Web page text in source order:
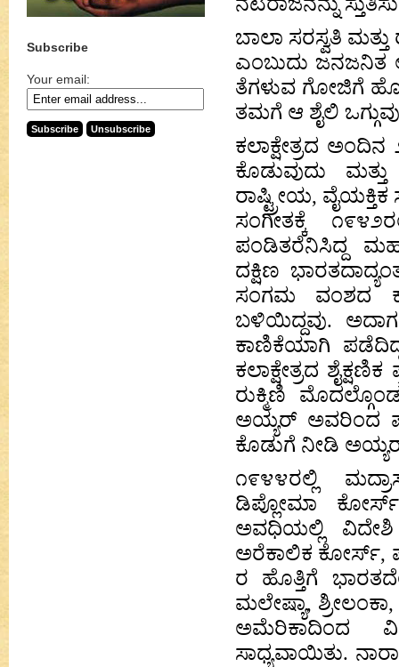
Subscribe
Your email:
ಬಾಲಾ ಸರಸ್ವತಿ
ಎಂಬುದು ಜನಜನಿತ
ತೆಗಳುವ ಗೋಜಿಗೆ
ತಮಗೆ ಆ ಶೈಲಿ
ಕಲಾಕ್ಷೇತ್ರದ
ಕೊಡುವುದು
ರಾಷ್ಟ್ರೀಯ,
ಸಂಗೀತಕ್ಕೆ
ಪಂಡಿತರೆನಿಸಿದ್ದ
ದಕ್ಷಿಣ
ಸಂಗಮ ವಂಶದ
ಬಳಿಯಿದ್ದವು.
ಕಾಣಿಕೆಯಾಗಿ
ಕಲಾಕ್ಷೇತ್ರದ
ರುಕ್ಮಿಣಿ
ಅಯ್ಯರ್ ಅವರಿಂದ
ಕೊಡುಗೆ ನೀಡಿ
೧೯೪೪ರಲ್ಲಿ
ಡಿಪ್ಲೋಮಾ
ಅವಧಿಯಲ್ಲಿ ವಿದೇಶಿ
ಅರೆಕಾಲಿಕ ಕೋರ್ಸ್,
ರ ಹೊತ್ತಿಗೆ
ಮಲೇಷ್ಯಾ,
ಅಮೆರಿಕಾದಿಂದ
ಸಾಧ್ಯವಾಯಿತು.